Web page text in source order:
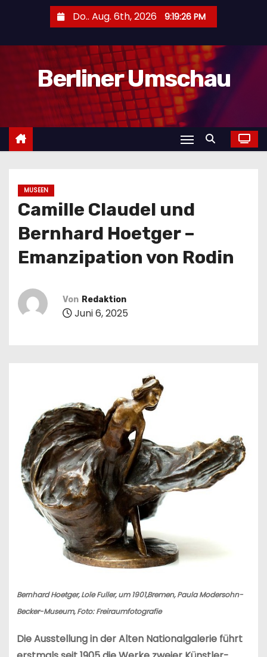
l
Do.. Aug. 6th, 2026 9:19:27 PM
Berliner Umschau
MUSEEN
Camille Claudel und
Bernhard Hoetger –
Emanzipation von Rodin
Von Redaktion
Juni 6, 2025
Bernhard Hoetger, Loïe Fuller, um 1901,Bremen, Paula Modersohn-
Becker-Museum, Foto: Freiraumfotografie
Die Ausstellung in der Alten Nationalgalerie führt